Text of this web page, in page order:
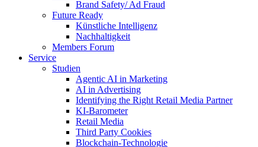
Brand Safety/ Ad Fraud
Future Ready
Künstliche Intelligenz
Nachhaltigkeit
Members Forum
Service
Studien
Agentic AI in Marketing
AI in Advertising
Identifying the Right Retail Media Partner
KI-Barometer
Retail Media
Third Party Cookies
Blockchain-Technologie